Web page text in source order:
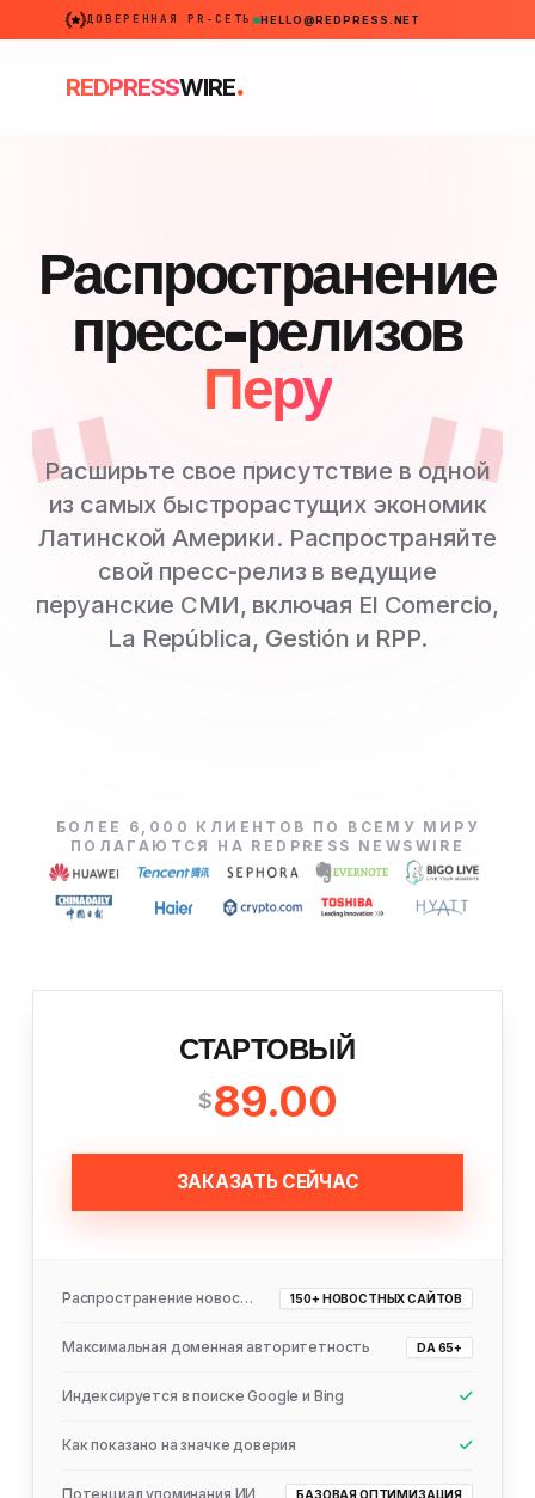
ДОВЕРЕННАЯ PR-СЕТЬ HELLO@REDPRESS.NET
REDPRESSWIRE.
Распространение
пресс-релизов
Перу
Расширьте свое присутствие в одной
из самых быстрорастущих экономик
Латинской Америки. Распространяйте
свой пресс-релиз в ведущие
перуанские СМИ, включая El Comercio,
La República, Gestión и RPP.
БОЛЕЕ 6,000 КЛИЕНТОВ ПО ВСЕМУ МИРУ
ПОЛАГАЮТСЯ НА REDPRESS NEWSWIRE
СТАРТОВЫЙ
$89.00
ЗАКАЗАТЬ СЕЙЧАС
Распространение новостей 150+ НОВОСТНЫХ САЙТОВ
Максимальная доменная авторитетность DA 65+
Индексируется в поиске Google и Bing
Как показано на значке доверия
Потенциал упоминания ИИ БАЗОВАЯ ОПТИМИЗАЦИЯ